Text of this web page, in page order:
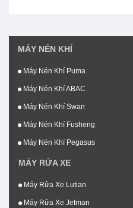
MÁY NÉN KHÍ
Máy Nén Khí Puma
Máy Nén Khí ABAC
Máy Nén Khí Swan
Máy Nén Khí Fusheng
Máy Nén Khí Pegasus
MÁY RỬA XE
Máy Rửa Xe Lutian
Máy Rửa Xe Jetman